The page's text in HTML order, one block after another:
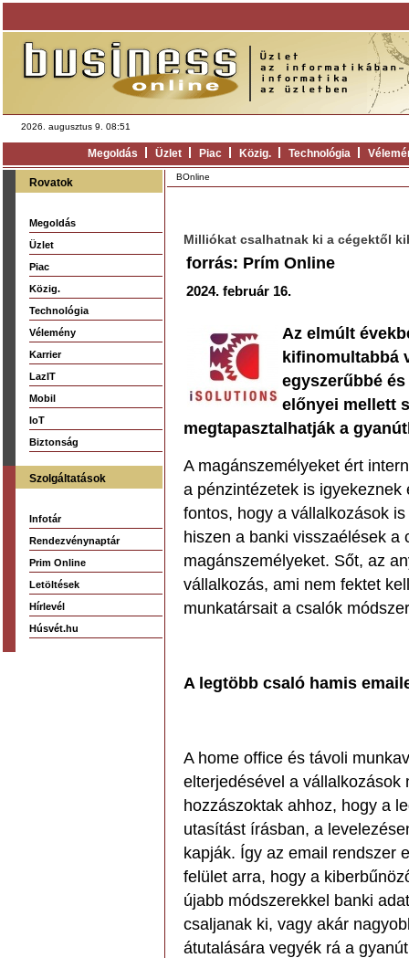
2026. augusztus 9. 08:51
Megoldás Üzlet Piac Közig. Technológia
Rovatok
Megoldás
Üzlet
Piac
Közig.
Technológia
Vélemény
Karrier
LazIT
Mobil
IoT
Biztonság
Szolgáltatások
Infotár
Rendezvénynaptár
Prim Online
Letöltések
Hírlevél
Húsvét.hu
BOnline
Milliókat csalhatnak ki a cégektől
forrás: Prím Online
2024. február 16.
Az elmúlt
kifinomultabbá
egyszerűbbé
előnyei mellett
megtapasztalhatják a
A magánszemélyeket ért
a pénzintézetek is
fontos, hogy a vállalkozások
hiszen a banki visszaélések a
magánszemélyeket. Sőt, az
vállalkozás, ami nem fektet
munkatársait a csalók
A legtöbb csaló hamis
A home office és távoli
elterjedésével a vállalkozások
hozzászoktak ahhoz, hogy a
utasítást írásban, a
kapják. Így az email rendszer
felület arra, hogy a
újabb módszerekkel banki
csaljanak ki, vagy akár
átutalására vegyék rá a